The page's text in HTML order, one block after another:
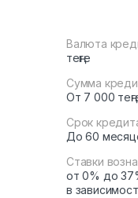
Валюта
теңге
Сумма
От 7 000
Срок
До 60
Ставки
от 0% до
в